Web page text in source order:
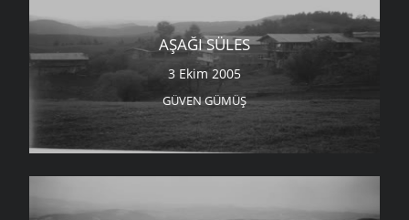
AŞAĞI SÜLES
3 Ekim 2005
GÜVEN GÜMÜŞ